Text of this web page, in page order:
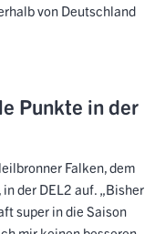
von Deutschland
Punkte in der
Falken, dem
, in der DEL2 auf. „Bisher
super in die Saison